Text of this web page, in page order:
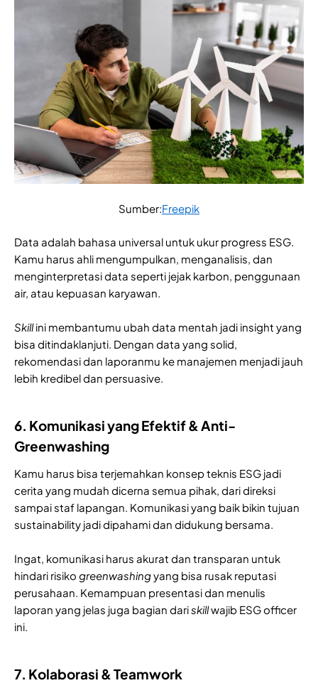
Sumber:Freepik
Data adalah bahasa universal untuk ukur progress ESG.
Kamu harus ahli mengumpulkan, menganalisis, dan
menginterpretasi data seperti jejak karbon, penggunaan
air, atau kepuasan karyawan.
Skillini membantumu ubah data mentah jadi insight yang
bisa ditindaklanjuti. Dengan data yang solid,
rekomendasi dan laporanmu ke manajemen menjadi jauh
lebih kredibel dan persuasive.
6. Komunikasi yang Efektif & Anti-
Greenwashing
Kamu harus bisa terjemahkan konsep teknis ESG jadi
cerita yang mudah dicerna semua pihak, dari direksi
sampai staf lapangan. Komunikasi yang baik bikin tujuan
sustainability jadi dipahami dan didukung bersama.
Ingat, komunikasi harus akurat dan transparan untuk
hindari risiko greenwashingyang bisa rusak reputasi
perusahaan. Kemampuan presentasi dan menulis
laporan yang jelas juga bagian dariskillwajib ESG officer
ini.
7. Kolaborasi & Teamwork